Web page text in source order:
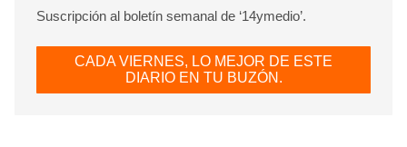
Suscripción al boletín semanal de ‘14ymedio’.
CADA VIERNES, LO MEJOR DE ESTE
DIARIO EN TU BUZÓN.